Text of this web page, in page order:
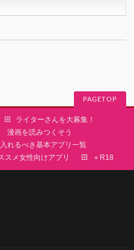
PAGETOP
ライターさんを大募集！
漫画を読みつくそう
れるべき基本アプリ一覧
スメ女性向けアプリ ＋R18